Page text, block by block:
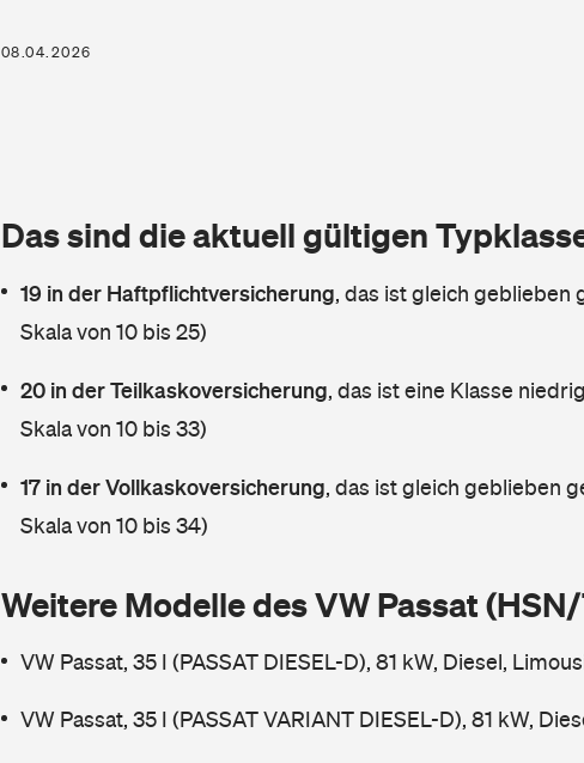
08.04.2026
Das sind die aktuell gültigen
19 in der Haftpflichtversicherung, das ist gleich geblieben
Skala von 10 bis 25)
20 in der Teilkaskoversicherung, das ist eine Klasse
Skala von 10 bis 33)
17 in der Vollkaskoversicherung, das ist gleich geblieben
Skala von 10 bis 34)
Weitere Modelle des VW Passat
VW Passat, 35 I (PASSAT DIESEL-D), 81 kW, Diesel,
VW Passat, 35 I (PASSAT VARIANT DIESEL-D), 81 kW,